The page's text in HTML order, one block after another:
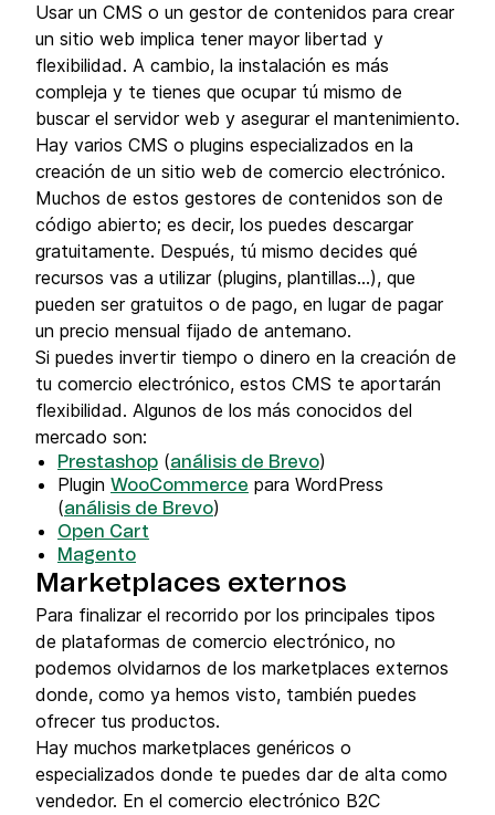
Usar un CMS o un gestor de contenidos para crear
un sitio web implica tener mayor libertad y
flexibilidad. A cambio, la instalación es más
compleja y te tienes que ocupar tú mismo de
buscar el servidor web y asegurar el mantenimiento.
Hay varios CMS o plugins especializados en la
creación de un sitio web de comercio electrónico.
Muchos de estos gestores de contenidos son de
código abierto; es decir, los puedes descargar
gratuitamente. Después, tú mismo decides qué
recursos vas a utilizar (plugins, plantillas…), que
pueden ser gratuitos o de pago, en lugar de pagar
un precio mensual fijado de antemano.
Si puedes invertir tiempo o dinero en la creación de
tu comercio electrónico, estos CMS te aportarán
flexibilidad. Algunos de los más conocidos del
mercado son:
Prestashop (análisis de Brevo)
Plugin WooCommerce para WordPress
(análisis de Brevo)
Open Cart
Magento
Marketplaces externos
Para finalizar el recorrido por los principales tipos
de plataformas de comercio electrónico, no
podemos olvidarnos de los marketplaces externos
donde, como ya hemos visto, también puedes
ofrecer tus productos.
Hay muchos marketplaces genéricos o
especializados donde te puedes dar de alta como
vendedor. En el comercio electrónico B2C